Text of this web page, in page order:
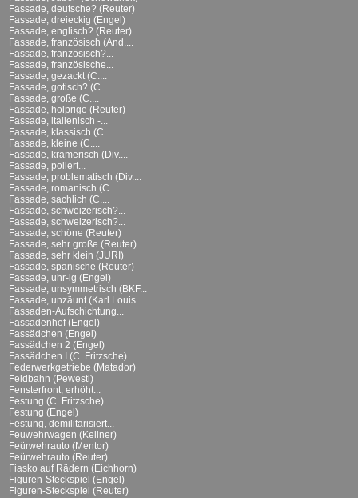
Fassade, deutsche? (Reuter)
Fassade, dreieckig (Engel)
Fassade, englisch? (Reuter)
Fassade, französisch (And....
Fassade, französisch?...
Fassade, französische...
Fassade, gezackt (C....
Fassade, gotisch? (C....
Fassade, große (C....
Fassade, holprige (Reuter)
Fassade, italienisch -...
Fassade, klassisch (C....
Fassade, kleine (C....
Fassade, kramerisch (Div....
Fassade, poliert...
Fassade, problematisch (Div....
Fassade, romanisch (C....
Fassade, sachlich (C....
Fassade, schweizerisch?...
Fassade, schweizerisch?...
Fassade, schöne (Reuter)
Fassade, sehr große (Reuter)
Fassade, sehr klein (JURI)
Fassade, spanische (Reuter)
Fassade, uhr-ig (Engel)
Fassade, unsymmetrisch (BKF...
Fassade, unzäunt (Karl Louis...
Fassaden-Aufschichtung...
Fassadenhof (Engel)
Fassädchen (Engel)
Fassädchen 2 (Engel)
Fassädchen I (C. Fritzsche)
Federwerkgetriebe (Matador)
Feldbahn (Pewesti)
Fensterfront, erhöht...
Festung (C. Fritzsche)
Festung (Engel)
Festung, demilitarisiert...
Feuwehrwagen (Kellner)
Feürwehrauto (Mentor)
Feürwehrauto (Reuter)
Fiasko auf Rädern (Eichhorn)
Figuren-Steckspiel (Engel)
Figuren-Steckspiel (Reuter)